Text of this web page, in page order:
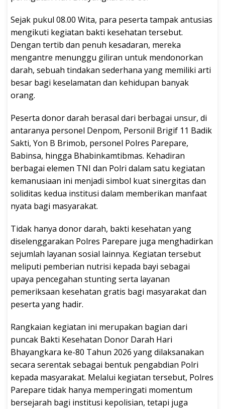
Sejak pukul 08.00 Wita, para peserta tampak antusias
mengikuti kegiatan bakti kesehatan tersebut.
Dengan tertib dan penuh kesadaran, mereka
mengantre menunggu giliran untuk mendonorkan
darah, sebuah tindakan sederhana yang memiliki arti
besar bagi keselamatan dan kehidupan banyak
orang.
Peserta donor darah berasal dari berbagai unsur, di
antaranya personel Denpom, Personil Brigif 11 Badik
Sakti, Yon B Brimob, personel Polres Parepare,
Babinsa, hingga Bhabinkamtibmas. Kehadiran
berbagai elemen TNI dan Polri dalam satu kegiatan
kemanusiaan ini menjadi simbol kuat sinergitas dan
soliditas kedua institusi dalam memberikan manfaat
nyata bagi masyarakat.
Tidak hanya donor darah, bakti kesehatan yang
diselenggarakan Polres Parepare juga menghadirkan
sejumlah layanan sosial lainnya. Kegiatan tersebut
meliputi pemberian nutrisi kepada bayi sebagai
upaya pencegahan stunting serta layanan
pemeriksaan kesehatan gratis bagi masyarakat dan
peserta yang hadir.
Rangkaian kegiatan ini merupakan bagian dari
puncak Bakti Kesehatan Donor Darah Hari
Bhayangkara ke-80 Tahun 2026 yang dilaksanakan
secara serentak sebagai bentuk pengabdian Polri
kepada masyarakat. Melalui kegiatan tersebut, Polres
Parepare tidak hanya memperingati momentum
bersejarah bagi institusi kepolisian, tetapi juga